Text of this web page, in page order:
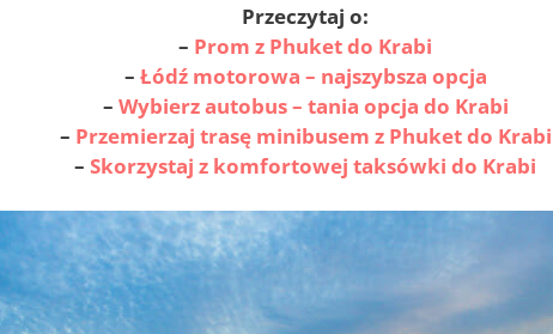
Przeczytaj o:
– Prom z Phuket do Krabi
– Łódź motorowa – najszybsza opcja
– Wybierzautobus – tania opcja do Krabi
– Przemierzaj trasęminibusem z Phuket do Krabi
– Skorzystaj z komfortowej taksówki do Krabi